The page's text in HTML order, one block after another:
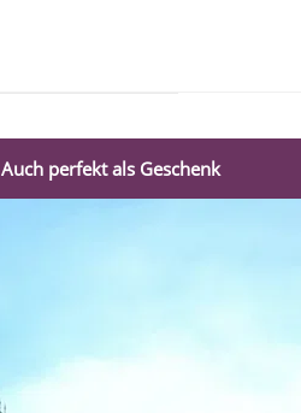
Auch perfekt als Geschenk